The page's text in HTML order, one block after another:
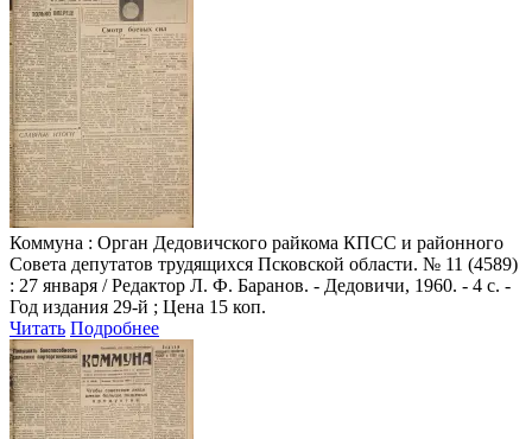
Коммуна : Орган Дедовичского райкома КПСС и районного
Совета депутатов трудящихся Псковской области. № 11 (4589)
: 27 января / Редактор Л. Ф. Баранов. - Дедовичи, 1960. - 4 с. -
Год издания 29-й ; Цена 15 коп.
Читать Подробнее